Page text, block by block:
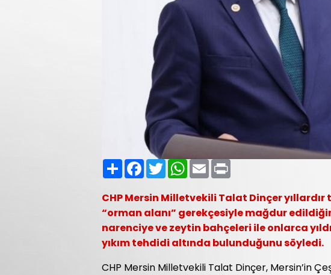
PaylaşFacebook
TwitterWhatsApp
EmailPrint
CHP Mersin Milletvekili Talat Dinçer
“orman alanı” gerekçesiyle mağdur
narenciye ve zeytin bahçeleri ile onlarca
yıkım tehdidi altında bulunduğunu söyledi.
CHP Mersin Milletvekili Talat Dinçer, Mersin’in